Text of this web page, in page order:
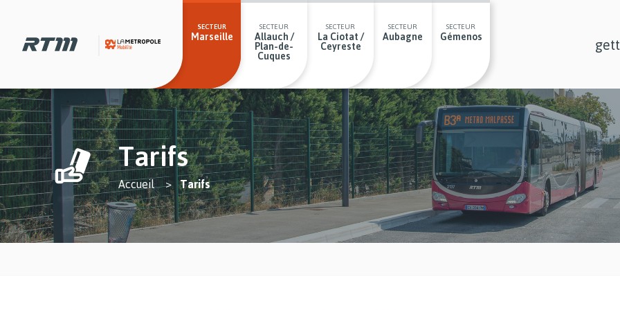
principal
principal
SECTEUR
Marseille
SECTEUR
Allauch /
Plan-de-
Cuques
SECTEUR
La Ciotat /
Ceyreste
SECTEUR
Aubagne
SECTEUR
Gémenos
Tarifs
You
are
here
Accueil Tarifs